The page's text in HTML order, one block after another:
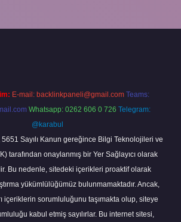
E-mail: backlinkpaneli@gmail.com Teams:
Whatsapp: 0262 606 0 726 Telegram:
@karabul
Sayılı Kanun gereğince Bilgi Teknolojileri ve
tarafından onaylanmış bir Yer Sağlayıcı olarak
Bu nedenle, sitedeki içerikleri proaktif olarak
yükümlülüğümüz bulunmamaktadır. Ancak,
içeriklerin sorumluluğunu taşımakta olup, siteye
kabul etmiş sayılırlar. Bu internet sitesi,